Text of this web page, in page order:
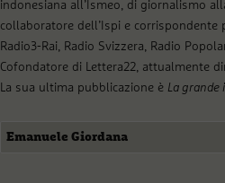
indonesiana all’Ismeo, di giornalismo
collaboratore dell’Ispi e corrispondente
Radio3-Rai, Radio Svizzera, Radio
Cofondatore di Lettera22, attualmente
La sua ultima pubblicazione è La grande